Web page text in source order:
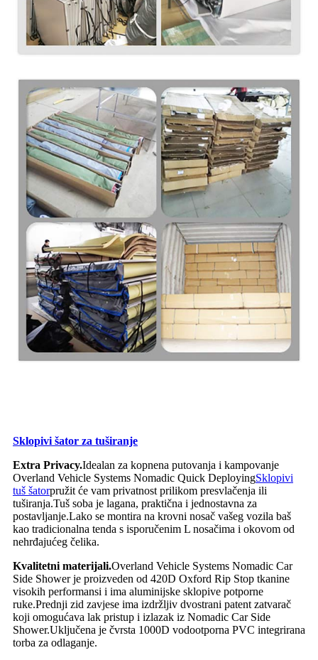
Sklopivi šator za tuširanje
Extra Privacy.Idealan za kopnena putovanja i kampovanje
Overland Vehicle Systems Nomadic Quick DeployingSklopivi
tuš šatorpružit će vam privatnost prilikom presvlačenja ili
tuširanja.Tuš soba je lagana, praktična i jednostavna za
postavljanje.Lako se montira na krovni nosač vašeg vozila baš
kao tradicionalna tenda s isporučenim L nosačima i okovom od
nehrđajućeg čelika.
Kvalitetni materijali.Overland Vehicle Systems Nomadic Car
Side Shower je proizveden od 420D Oxford Rip Stop tkanine
visokih performansi i ima aluminijske sklopive potporne
ruke.Prednji zid zavjese ima izdržljiv dvostrani patent zatvarač
koji omogućava lak pristup i izlazak iz Nomadic Car Side
Shower.Uključena je čvrsta 1000D vodootporna PVC integrirana
torba za odlaganje.